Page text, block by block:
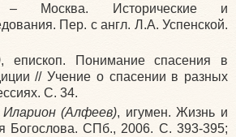
– Москва. Исторические и
Пер. с англ. Л.А. Успенской.
, епископ. Понимание спасения в
// Учение о спасении в разных
С. 34.
Иларион (Алфеев), игумен. Жизнь и
Богослова. СПб., 2006. С. 393-395;